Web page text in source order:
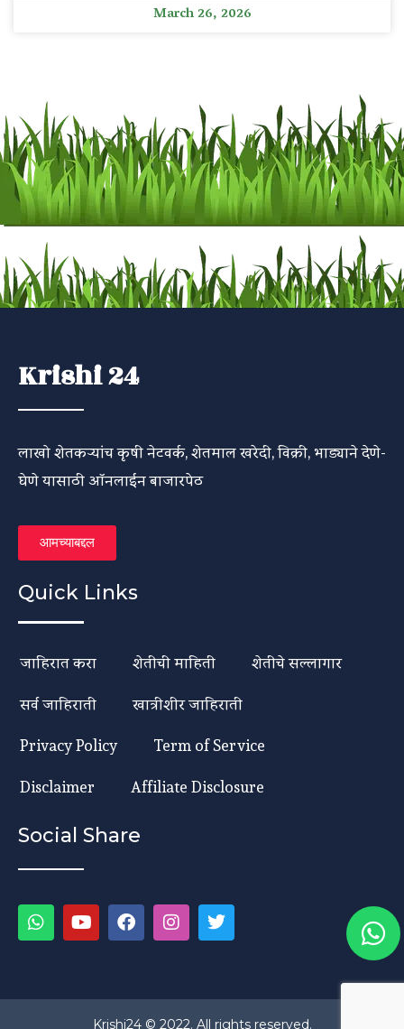
March 26, 2026
Krishi 24
लाखो शेतकऱ्यांच कृषी नेटवर्क, शेतमाल खरेदी, विक्री, भाड्याने देणे-
घेणे यासाठी ऑनलाईन बाजारपेठ
आमच्याबद्दल
Quick Links
जाहिरात करा शेतीची माहिती
शेतीचे सल्लागार
सर्व जाहिराती
खात्रीशीर जाहिराती
Privacy Policy
Term of Service
Disclaimer
Affiliate Disclosure
Social Share
Krishi24 © 2022. All rights reserved.